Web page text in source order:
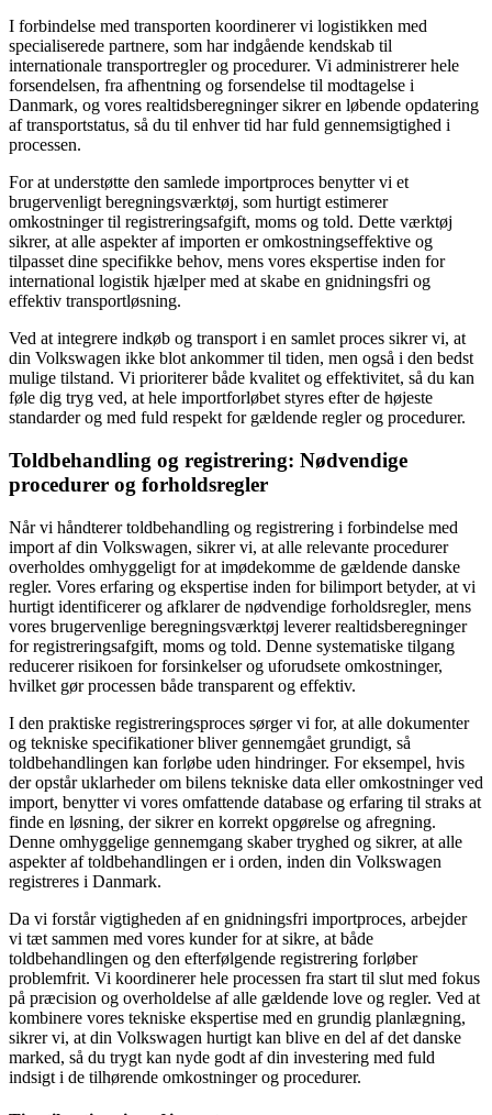
I forbindelse med transporten koordinerer vi logistikken med
specialiserede partnere, som har indgående kendskab til
internationale transportregler og procedurer. Vi administrerer hele
forsendelsen, fra afhentning og forsendelse til modtagelse i
Danmark, og vores realtidsberegninger sikrer en løbende opdatering
af transportstatus, så du til enhver tid har fuld gennemsigtighed i
processen.
For at understøtte den samlede importproces benytter vi et
brugervenligt beregningsværktøj, som hurtigt estimerer
omkostninger til registreringsafgift, moms og told. Dette værktøj
sikrer, at alle aspekter af importen er omkostningseffektive og
tilpasset dine specifikke behov, mens vores ekspertise inden for
international logistik hjælper med at skabe en gnidningsfri og
effektiv transportløsning.
Ved at integrere indkøb og transport i en samlet proces sikrer vi, at
din Volkswagen ikke blot ankommer til tiden, men også i den bedst
mulige tilstand. Vi prioriterer både kvalitet og effektivitet, så du kan
føle dig tryg ved, at hele importforløbet styres efter de højeste
standarder og med fuld respekt for gældende regler og procedurer.
Toldbehandling og registrering: Nødvendige
procedurer og forholdsregler
Når vi håndterer toldbehandling og registrering i forbindelse med
import af din Volkswagen, sikrer vi, at alle relevante procedurer
overholdes omhyggeligt for at imødekomme de gældende danske
regler. Vores erfaring og ekspertise inden for bilimport betyder, at vi
hurtigt identificerer og afklarer de nødvendige forholdsregler, mens
vores brugervenlige beregningsværktøj leverer realtidsberegninger
for registreringsafgift, moms og told. Denne systematiske tilgang
reducerer risikoen for forsinkelser og uforudsete omkostninger,
hvilket gør processen både transparent og effektiv.
I den praktiske registreringsproces sørger vi for, at alle dokumenter
og tekniske specifikationer bliver gennemgået grundigt, så
toldbehandlingen kan forløbe uden hindringer. For eksempel, hvis
der opstår uklarheder om bilens tekniske data eller omkostninger ved
import, benytter vi vores omfattende database og erfaring til straks at
finde en løsning, der sikrer en korrekt opgørelse og afregning.
Denne omhyggelige gennemgang skaber tryghed og sikrer, at alle
aspekter af toldbehandlingen er i orden, inden din Volkswagen
registreres i Danmark.
Da vi forstår vigtigheden af en gnidningsfri importproces, arbejder
vi tæt sammen med vores kunder for at sikre, at både
toldbehandlingen og den efterfølgende registrering forløber
problemfrit. Vi koordinerer hele processen fra start til slut med fokus
på præcision og overholdelse af alle gældende love og regler. Ved at
kombinere vores tekniske ekspertise med en grundig planlægning,
sikrer vi, at din Volkswagen hurtigt kan blive en del af det danske
marked, så du trygt kan nyde godt af din investering med fuld
indsigt i de tilhørende omkostninger og procedurer.